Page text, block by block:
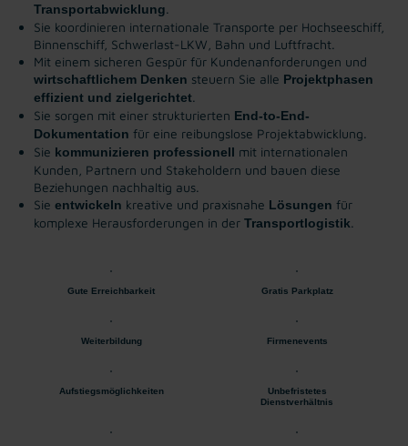
Transportabwicklung
Sie koordinieren internationale Transporte per Hochseeschiff,
Binnenschiff, Schwerlast-LKW, Bahn und Luftfracht.
Mit einem sicheren Gespür für Kundenanforderungen und
wirtschaftlichem Denken steuern Sie alle Projektphasen
effizient und zielgerichtet
Sie sorgen mit einer strukturierten End-to-End-
Dokumentation für eine reibungslose Projektabwicklung.
Sie kommunizieren professionell mit internationalen
Kunden, Partnern und Stakeholdern und bauen diese
Beziehungen nachhaltig aus.
Sie entwickeln kreative und praxisnahe Lösungen für
komplexe Herausforderungen in der Transportlogistik
Gute Erreichbarkeit Gratis Parkplatz
Weiterbildung Firmenevents
Aufstiegsmöglichkeiten
Unbefristetes
Dienstverhältnis